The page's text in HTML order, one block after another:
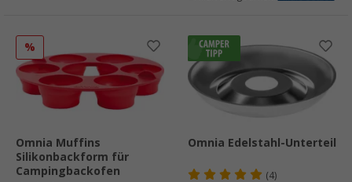
%
Omnia Muffins
Silikonbackform für
Campingbackofen
Omnia Edelstahl-Unterteil
(4)